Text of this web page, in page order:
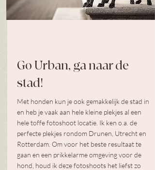
Go Urban, ga naar de
stad!
Met honden kun je ook gemakkelijk de stad in
en heb je vaak aan hele kleine plekjes al een
hele toffe fotoshoot locatie. Ik ken o.a. de
perfecte plekjes rondom Drunen, Utrecht en
Rotterdam. Om voor het beste resultaat te
gaan en een prikkelarme omgeving voor de
hond, houd ik deze fotoshoots het liefst zo